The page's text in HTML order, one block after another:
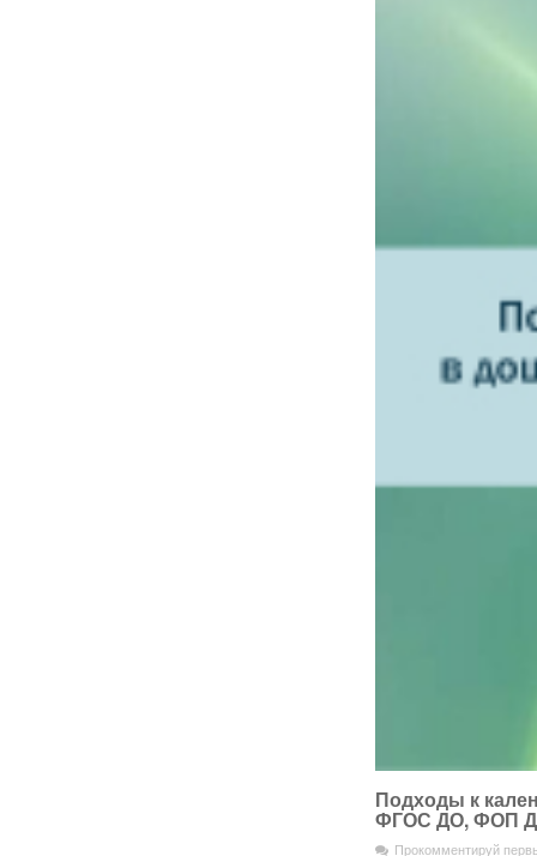
Подходы к
ФГОС ДО, ФОП
Прокомментируй